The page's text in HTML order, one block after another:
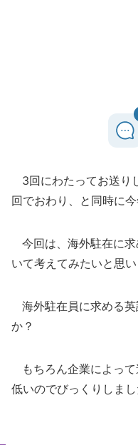
3回にわたってお送り
回でおわり、と同時に
今回は、海外駐在に
いて考えてみたいと思い
海外駐在員に求める
か？
もちろん企業によっ
低いのでびっくりしまし